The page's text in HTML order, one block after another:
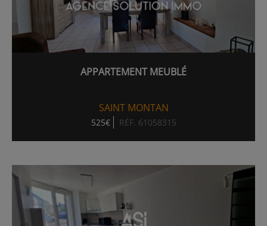
APPARTEMENT MEUBLÉ
SAINT MONTAN
525€ RÉF. 61058315